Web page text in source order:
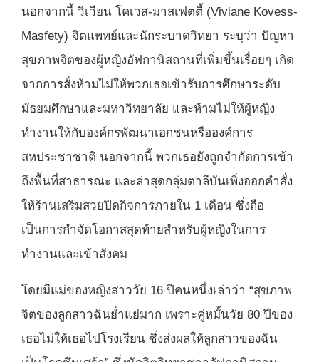
นอกจากนี้ วิเวียน โคเวส-มาสเฟตตี้ (Viviane Kovess-
Masfety) จิตแพทย์และนักระบาดวิทยา ระบุว่า ปัญหา
สุขภาพจิตของผู้หญิงอัฟกานิสถานที่เพิ่มขึ้นเรื่อยๆ เกิด
จากการสั่งห้ามไม่ให้พวกเธอเข้ารับการศึกษาระดับ
มัธยมศึกษาและมหาวิทยาลัย และห้ามไม่ให้ผู้หญิง
ทำงานให้กับองค์กรพัฒนาเอกชนหรือองค์การ
สหประชาชาติ นอกจากนี้ พวกเธอยังถูกจำกัดการเข้า
ถึงพื้นที่สาธารณะ และล่าสุดกลุ่มตาลีบันเพิ่งออกคำสั่ง
ให้ร้านเสริมสวยปิดกิจการภายใน 1 เดือน ซึ่งถือ
เป็นการกำจัดโอกาสสุดท้ายสำหรับผู้หญิงในการ
ทำงานและเข้าสังคม
โดยมีแม่ของหญิงสาววัย 16 ปีคนหนึ่งเล่าว่า “สุขภาพ
จิตของลูกสาวฉันย่ำแย่มาก เพราะคู่หมั้นวัย 80 ปีของ
เธอไม่ให้เธอไปโรงเรียน ซึ่งส่งผลให้ลูกสาวของฉัน